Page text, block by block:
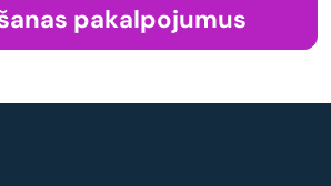
pakalpojumus